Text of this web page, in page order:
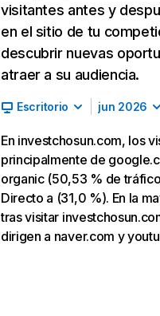
visitantes antes y
en el sitio de tu
descubrir nuevas
atraer a su audiencia.
Escritorio jun 2026
En investchosun.com, los
principalmente de
organic (50,53 % de
Directo a (31,0 %). En la
tras visitar
dirigen a naver.com y